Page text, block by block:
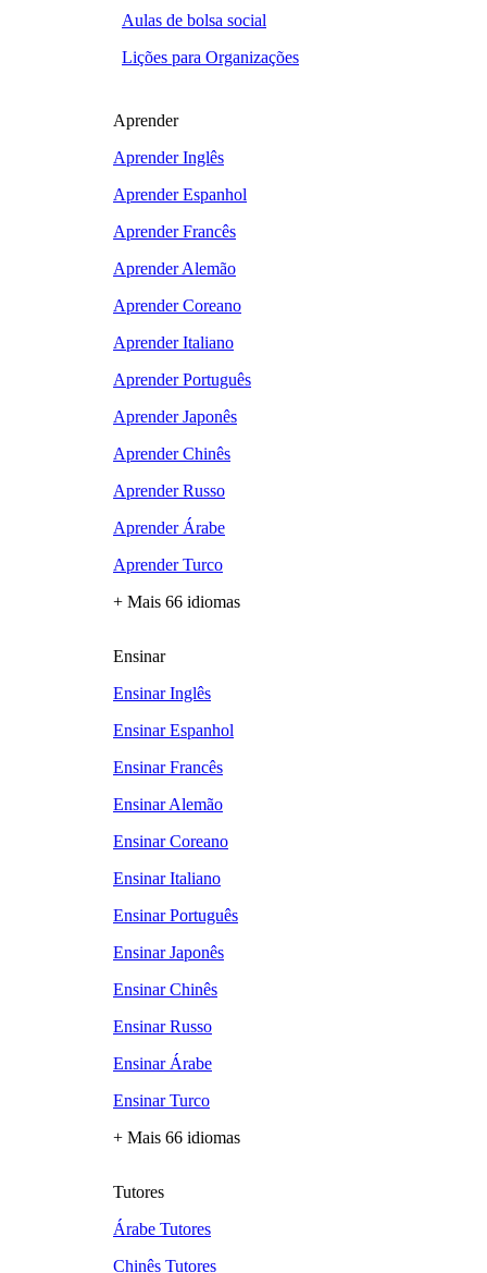
Aulas de bolsa social
Lições para Organizações
Aprender
Aprender Inglês
Aprender Espanhol
Aprender Francês
Aprender Alemão
Aprender Coreano
Aprender Italiano
Aprender Português
Aprender Japonês
Aprender Chinês
Aprender Russo
Aprender Árabe
Aprender Turco
+ Mais 66 idiomas
Ensinar
Ensinar Inglês
Ensinar Espanhol
Ensinar Francês
Ensinar Alemão
Ensinar Coreano
Ensinar Italiano
Ensinar Português
Ensinar Japonês
Ensinar Chinês
Ensinar Russo
Ensinar Árabe
Ensinar Turco
+ Mais 66 idiomas
Tutores
Árabe Tutores
Chinês Tutores